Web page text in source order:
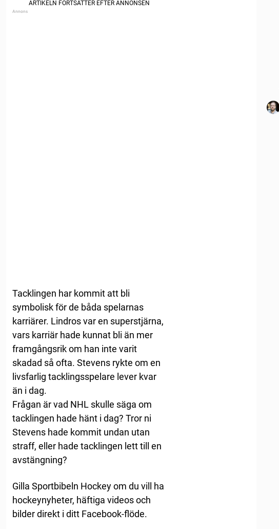
Tacklingen har kommit att bli
symbolisk för de båda spelarnas
karriärer. Lindros var en superstjärna,
vars karriär hade kunnat bli än mer
framgångsrik om han inte varit
skadad så ofta. Stevens rykte om en
livsfarlig tacklingsspelare lever kvar
än i dag.
Frågan är vad NHL skulle säga om
tacklingen hade hänt i dag? Tror ni
Stevens hade kommit undan utan
straff, eller hade tacklingen lett till en
avstängning?
Gilla Sportbibeln Hockey om du vill ha
hockeynyheter, häftiga videos och
bilder direkt i ditt Facebook-flöde.